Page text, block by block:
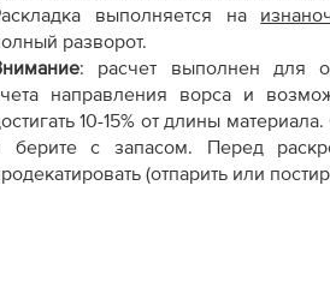
выполняется на
разворот.
: расчет выполнен для
направления ворса и
10-15% от длины
берите с запасом. Перед
(отпарить или